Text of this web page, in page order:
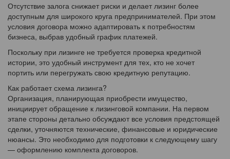
Отсутствие залога снижает риски и делает лизинг более
доступным для широкого круга предпринимателей. При этом
условия договора можно адаптировать к потребностям
бизнеса, выбрав удобный график платежей.
Поскольку при лизинге не требуется проверка кредитной
истории, это удобный инструмент для тех, кто не хочет
портить или перегружать свою кредитную репутацию.
Как работает схема лизинга?
Организация, планирующая приобрести имущество,
инициирует обращение к лизинговой компании. На первом
этапе стороны детально обсуждают все условия предстоящей
сделки, уточняются технические, финансовые и юридические
нюансы. Это необходимо для подготовки к следующему шагу
— оформлению комплекта договоров.